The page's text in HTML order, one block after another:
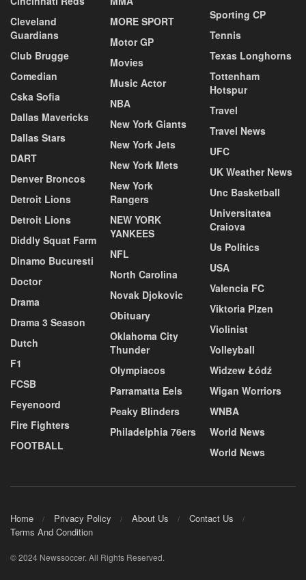
Cleveland
Guardians
Club Brugge
Comedian
Cska Sofia
Dallas Mavericks
Dallas Stars
DART
Denver Broncos
Detroit Lions
Detroit Lions
Diddly Squat Farm
Dinamo Bucuresti
Doctor
Drama
Drama 3 Season
Dutch
F1
FCSB
Feyenoord
Fire Fighters
FOOTBALL
MORE SPORT
Motor GP
Movies
Music Actor
NBA
New York Giants
New York Jets
New York Mets
New York
Rangers
NEW YORK
YANKEES
NFL
North Carolina
Novak Djokovic
Obituary
Oklahoma City
Thunder
Olympiacos
Parramatta Eels
Peaky Blinders
Philadelphia 76ers
Sporting CP
Tennis
Texas Longhorns
Tottenham
Hotspur
Travel
Travel News
UFC
UK Weather News
Unc Basketball
Universitatea
Craiova
Us Politics
USA
Valencia FC
Viktoria Plzen
Violinist
Volleyball
Widzew Łódź
Wigan Worriors
WNBA
World News
World News
Home Privacy Policy About Us
Contact Us
Terms And Condition
© 2024 Newssoccer. All Rights Reserved.